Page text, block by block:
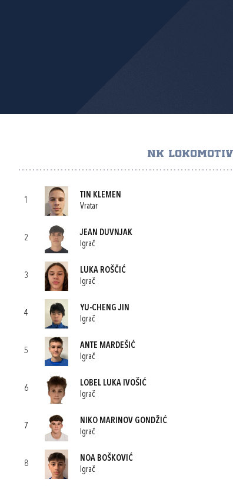
NK
1
TIN KLEMEN
Vratar
2
JEAN DUVNJAK
Igrač
3
LUKA ROŠČIĆ
Igrač
4
YU-CHENG JIN
Igrač
5
ANTE MARDEŠIĆ
Igrač
6
LOBEL LUKA IVOŠIĆ
Igrač
7
NIKO MARINOV GONDŽIĆ
Igrač
8
NOA BOŠKOVIĆ
Igrač